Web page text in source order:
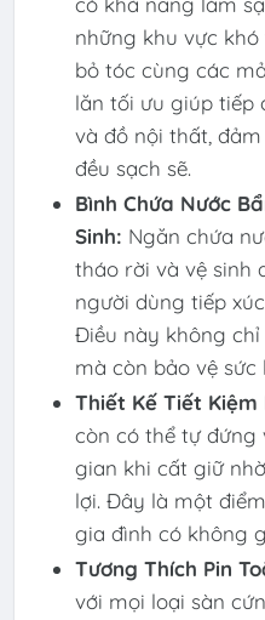
những khu vực
bỏ tóc cùng các
lăn tối ưu giúp tiếp
và đồ nội thất,
đều sạch sẽ.
Bình Chứa Nước
Sinh: Ngăn chứa
tháo rời và vệ sinh
người dùng tiếp
Điều này không
mà còn bảo vệ sức
Thiết Kế Tiết Kiệm
còn có thể tự đứng
gian khi cất giữ
lợi. Đây là một
gia đình có không
Tương Thích Pin
với mọi loại sàn